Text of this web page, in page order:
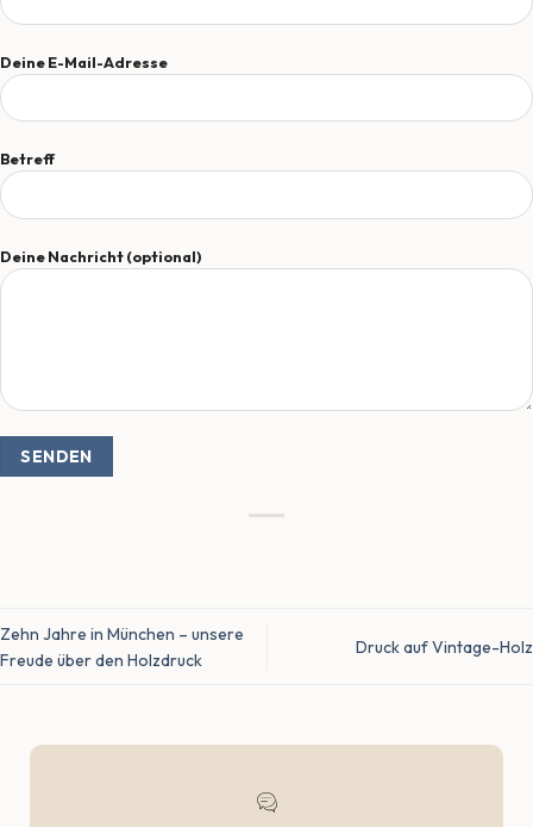
Deine E-Mail-Adresse
Betreff
Deine Nachricht (optional)
Zehn Jahre in München – unsere
Freude über den Holzdruck
Druck auf Vintage-Holz